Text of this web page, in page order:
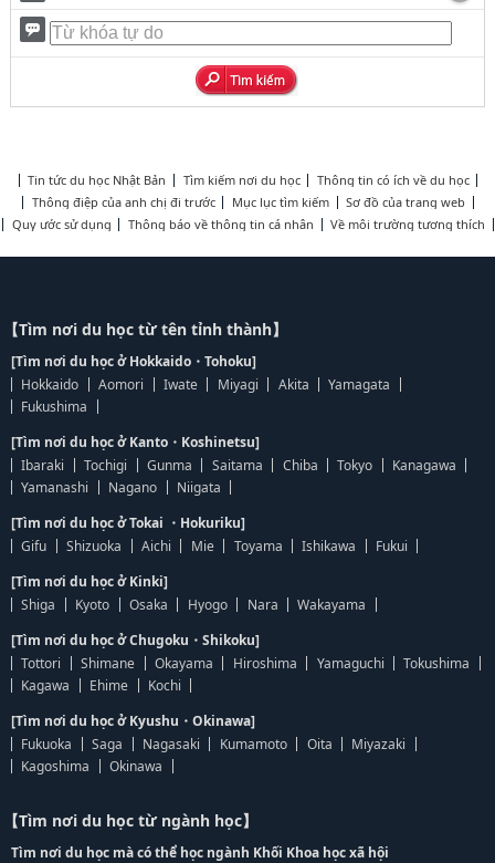
Tin tức du học Nhật Bản Tìm kiếm nơi du học
Thông tin có ích về du học
Thông điệp của anh chị đi trước
Mục lục tìm kiếm
Sơ đồ của trang web
Quy ước sử dụng
Thông báo về thông tin cá nhân Về môi trường tương thích
【Tìm nơi du học từ tên tỉnh thành】
[Tìm nơi du học ở Hokkaido・Tohoku]
Hokkaido
Aomori Iwate Miyagi Akita
Yamagata
Fukushima
[Tìm nơi du học ở Kanto・Koshinetsu]
Ibaraki
Tochigi Gunma Saitama Chiba Tokyo
Kanagawa
Yamanashi
Nagano
Niigata
[Tìm nơi du học ở Tokai ・Hokuriku]
Gifu
Shizuoka Aichi Mie Toyama Ishikawa
Fukui
[Tìm nơi du học ở Kinki]
Shiga
Kyoto Osaka Hyogo Nara
Wakayama
[Tìm nơi du học ở Chugoku・Shikoku]
Tottori
Shimane Okayama Hiroshima Yamaguchi
Tokushima
Kagawa
Ehime
Kochi
[Tìm nơi du học ở Kyushu・Okinawa]
Fukuoka
Saga Nagasaki Kumamoto Oita
Miyazaki
Kagoshima
Okinawa
【Tìm nơi du học từ ngành học】
Tìm nơi du học mà có thể học ngành Khối Khoa học xã hội